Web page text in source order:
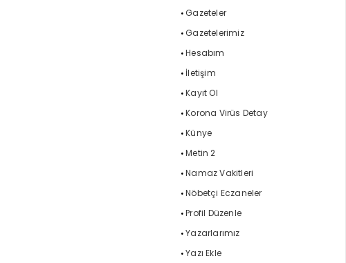
Gazeteler
Gazetelerimiz
Hesabım
İletişim
Kayıt Ol
Korona Virüs Detay
Künye
Metin 2
Namaz Vakitleri
Nöbetçi Eczaneler
Profil Düzenle
Yazarlarımız
Yazı Ekle